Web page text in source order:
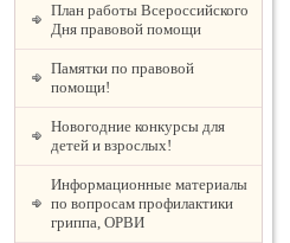
План работы Всероссийского
Дня правовой помощи
Памятки по правовой
помощи!
Новогодние конкурсы для
детей и взрослых!
Информационные материалы
по вопросам профилактики
гриппа, ОРВИ